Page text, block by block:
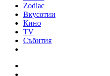
Zodiac
Вкусотии
Кино
TV
Събития